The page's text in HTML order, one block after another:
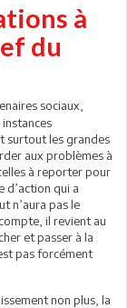
à
du
sociaux,
surtout les grandes
aux problèmes à
à reporter pour
d’action qui a
n’aura pas le
il revient au
et passer à la
pas forcément
non plus, la